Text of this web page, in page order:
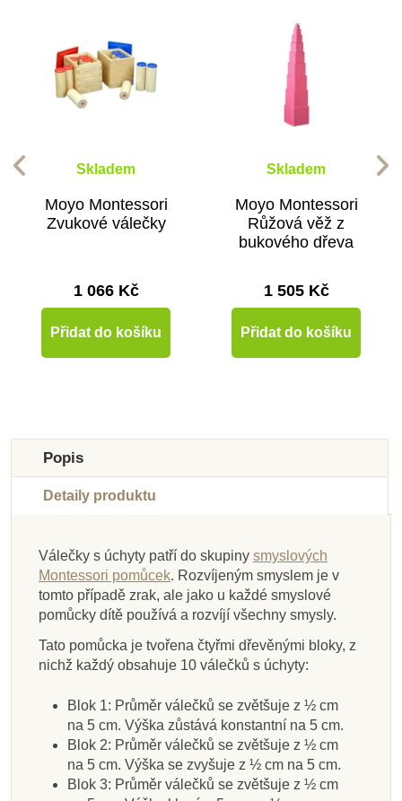
Skladem
Moyo Montessori
Zvukové válečky
1 066 Kč
Přidat do košíku
Skladem
Moyo Montessori
Růžová věž z
bukového dřeva
1 505 Kč
Přidat do košíku
Skladem u
dodavatele
Nienhuis - Karty ke
Geometrickým
tělesům
780 Kč
Přidat do košíku
Skladem u
dodavatele
Nienhuis - Box s
poličkami na Karty ke
Geometrické komodě
2 335 Kč
Přidat do košíku
Skladem u
dodavatele
Nienhuis - Tajemný
sáček – drobné
předměty
1 270 Kč
Přidat do košíku
Skladem u
dodavatele
Nienhuis - Stojan na
válečky s úchyty
7 910 Kč
Přidat do košíku
Skladem
Nienhuis - Úvodní
rám ke Geometrické
komodě
4 120 Kč
Přidat do košíku
Skladem u
dodavatele
Nienhuis - Hnědé
schody (bezbarvý lak
- textura dřeva)
5 169 Kč
Přidat do košíku
Skladem
Moyo Montessori
Stojan se šrouby -
varianta B
770 Kč
Přidat do košíku
Skladem u
dodavatele
Nienhuis - Sada
aktivit ke
Geometrické
jazyce
1 999 Kč
Přidat do košíku
Popis
Detaily produktu
Válečky s úchyty patří do skupiny smyslových
Montessori pomůcek. Rozvíjeným smyslem je v
tomto případě zrak, ale jako u každé smyslové
pomůcky dítě používá a rozvíjí všechny smysly.
Tato pomůcka je tvořena čtyřmi dřevěnými bloky, z
nichž každý obsahuje 10 válečků s úchyty:
Blok 1: Průměr válečků se zvětšuje z ½ cm
na 5 cm. Výška zůstává konstantní na 5 cm.
Blok 2: Průměr válečků se zvětšuje z ½ cm
na 5 cm. Výška se zvyšuje z ½ cm na 5 cm.
Blok 3: Průměr válečků se zvětšuje z ½ cm